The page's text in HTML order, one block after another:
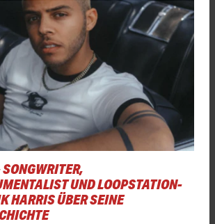
UND LOOPSTATION-
HARRIS ÜBER SEINE